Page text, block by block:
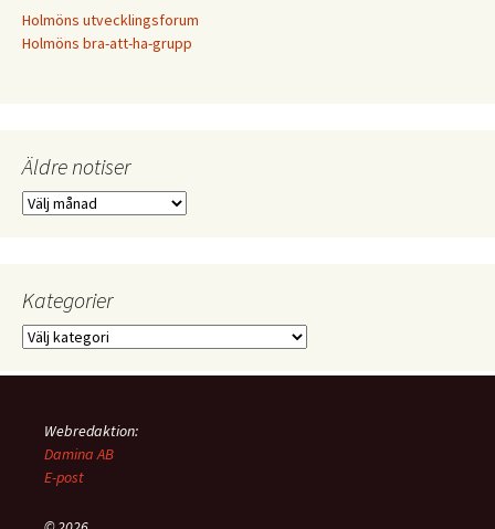
Holmöns utvecklingsforum
Holmöns bra-att-ha-grupp
Äldre notiser
Äldre
Kategorier
Kategorier
Webredaktion:
Damina AB
E-post